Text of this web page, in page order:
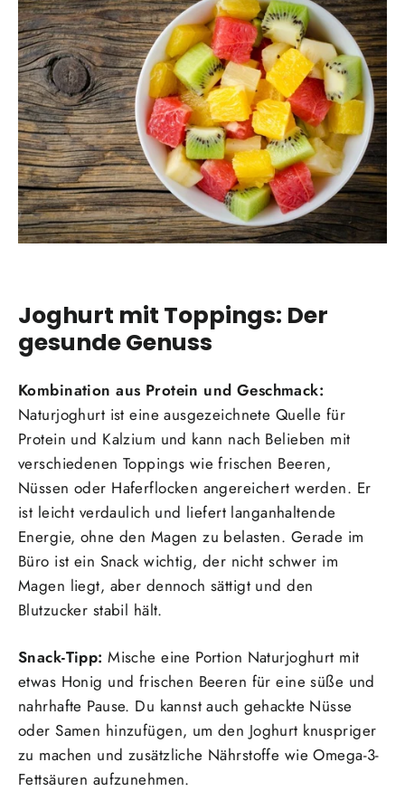
Joghurt mit Toppings: Der
gesunde Genuss
Kombination aus Protein und Geschmack:
Naturjoghurt ist eine ausgezeichnete Quelle für
Protein und Kalzium und kann nach Belieben mit
verschiedenen Toppings wie frischen Beeren,
Nüssen oder Haferflocken angereichert werden. Er
ist leicht verdaulich und liefert langanhaltende
Energie, ohne den Magen zu belasten. Gerade im
Büro ist ein Snack wichtig, der nicht schwer im
Magen liegt, aber dennoch sättigt und den
Blutzucker stabil hält.
Snack-Tipp: Mische eine Portion Naturjoghurt mit
etwas Honig und frischen Beeren für eine süße und
nahrhafte Pause. Du kannst auch gehackte Nüsse
oder Samen hinzufügen, um den Joghurt knuspriger
zu machen und zusätzliche Nährstoffe wie Omega-3-
Fettsäuren aufzunehmen.